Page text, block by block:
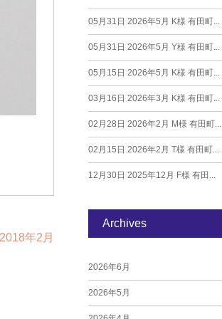
2018年2月
05月31日 2026年5月 K様 有田町...
05月31日 2026年5月 Y様 有田町...
05月15日 2026年5月 K様 有田町...
03月16日 2026年3月 K様 有田町...
02月28日 2026年2月 M様 有田町...
02月15日 2026年2月 T様 有田町...
12月30日 2025年12月 F様 有田...
Archives
2026年6月
2026年5月